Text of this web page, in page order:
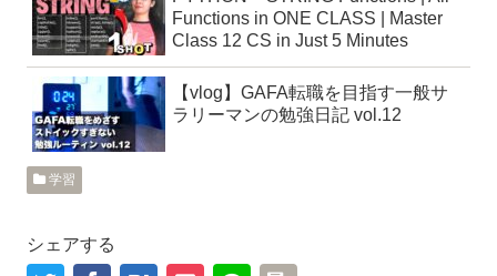
Functions in ONE CLASS | Master
Class 12 CS in Just 5 Minutes
【vlog】GAFA転職を目指す一般サ
ラリーマンの勉強日記 vol.12
学習
シェアする